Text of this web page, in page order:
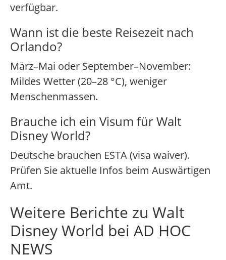
verfügbar.
Wann ist die beste Reisezeit nach
Orlando?
März–Mai oder September–November:
Mildes Wetter (20–28 °C), weniger
Menschenmassen.
Brauche ich ein Visum für Walt
Disney World?
Deutsche brauchen ESTA (visa waiver).
Prüfen Sie aktuelle Infos beim Auswärtigen
Amt.
Weitere Berichte zu Walt
Disney World bei AD HOC
NEWS